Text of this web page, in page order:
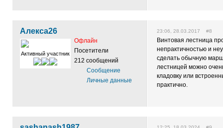
Алекса26
Активный участник
Офлайн
Посетители
212 сообщений
Сообщение
Личные данные
23:06, 28.03.2017 #8
Винтовая лестница
непрактичностью и
сделать обычную
лестницей можно
кладовку или
практично.